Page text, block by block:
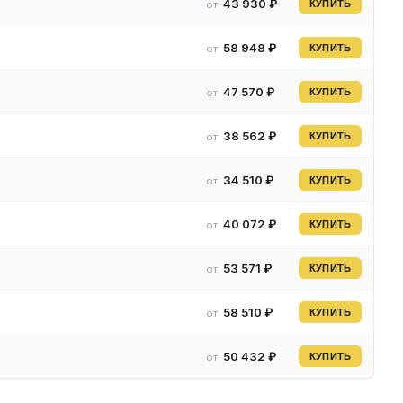
от 43 930 ₽ КУПИТЬ
от 58 948 ₽ КУПИТЬ
от 47 570 ₽ КУПИТЬ
от 38 562 ₽ КУПИТЬ
от 34 510 ₽ КУПИТЬ
от 40 072 ₽ КУПИТЬ
от 53 571 ₽ КУПИТЬ
от 58 510 ₽ КУПИТЬ
от 50 432 ₽ КУПИТЬ